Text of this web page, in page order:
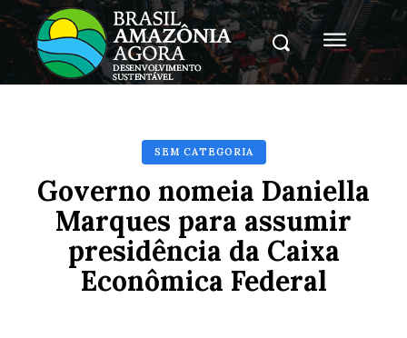
SEM CATEGORIA
Governo nomeia Daniella
Marques para assumir
presidência da Caixa
Econômica Federal